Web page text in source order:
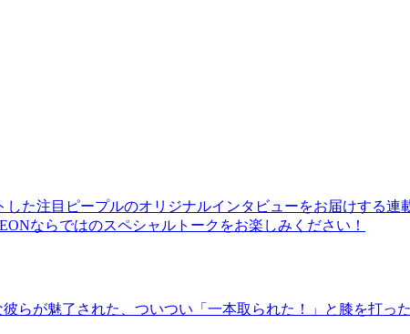
た注目ピープルのオリジナルインタビューをお届けする連
ならではのスペシャルトークをお楽しみください！
らが魅了された、ついつい「一本取られた！」と膝を打っ